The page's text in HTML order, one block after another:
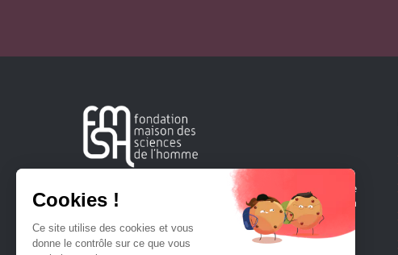
Créée en 1963, la Fondation Maison Sciences de l'Homme
soutient la recherche et la diffusion des connaissances en